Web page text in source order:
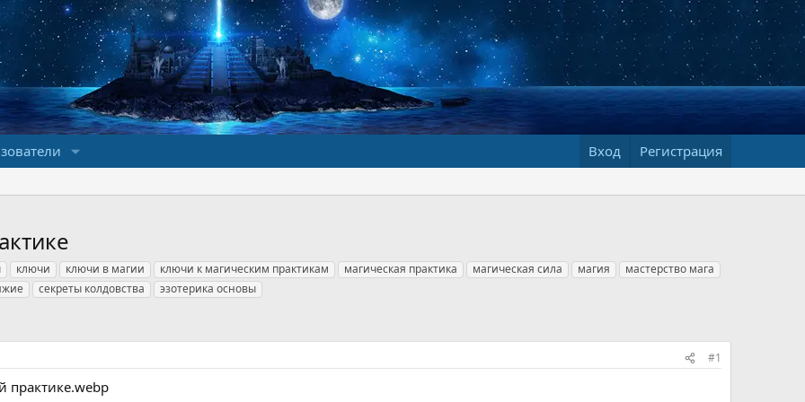
Вход Регистрация
ключи ключи в магии ключи к магическим практикам магическая практика магическая сила магия
мастерство мага
секреты колдовства эзотерика основы
#1